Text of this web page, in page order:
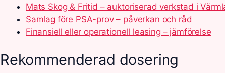
Mats Skog & Fritid – auktoriserad verkstad i
Samlag före PSA-prov – påverkan och råd
Finansiell eller operationell leasing – jämförelse
Rekommenderad dosering